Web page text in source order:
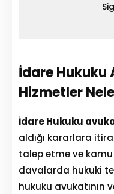
İdare Hukuku
Hizmetler
İdare Hukuku
aldığı kararlara
talep etme ve kamu
davalarda hukuki
hukuku avukatının